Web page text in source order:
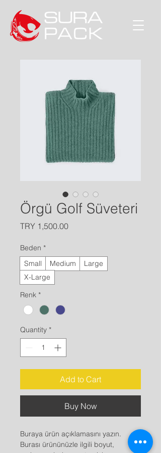
Örgü Golf Süveteri
TRY 1,500.00Price
Beden *
Small
Medium
Large
X-Large
Renk *
Quantity *
Add to Cart
Buy Now
Buraya ürün açıklamasını yazın.
Burası ürününüzle ilgili boyut,